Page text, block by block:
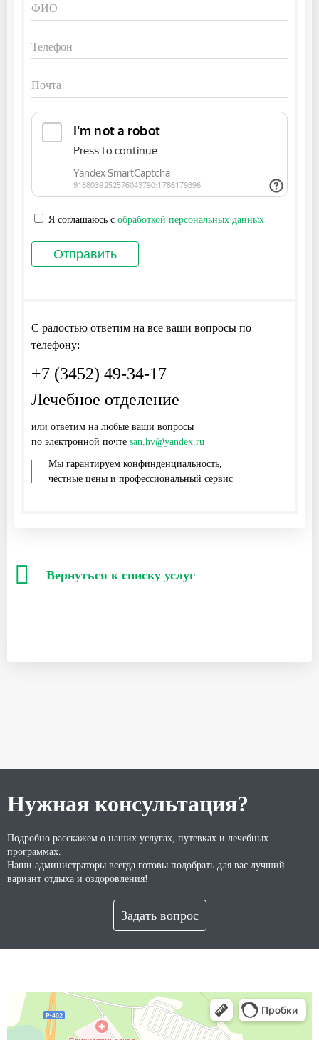
Я соглашаюсь с обработкой персональных данных
С радостью ответим на все ваши вопросы по
телефону:
+7 (3452) 49-34-17
Лечебное отделение
или ответим на любые ваши вопросы
по электронной почте san.hv@yandex.ru
Мы гарантируем конфинденциальность,
честные цены и профессиональный сервис
Вернуться к списку услуг
Нужная консультация?
Подробно расскажем о наших услугах, путевках и лечебных
программах.
Наши администраторы всегда готовы подобрать для вас лучший
вариант отдыха и оздоровления!
Задать вопрос